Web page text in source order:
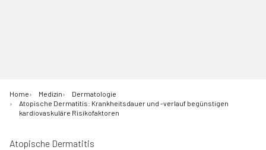
Home Medizin
Dermatologie
Atopische Dermatitis: Krankheitsdauer und -verlauf begünstigen
kardiovaskuläre Risikofaktoren
Atopische Dermatitis